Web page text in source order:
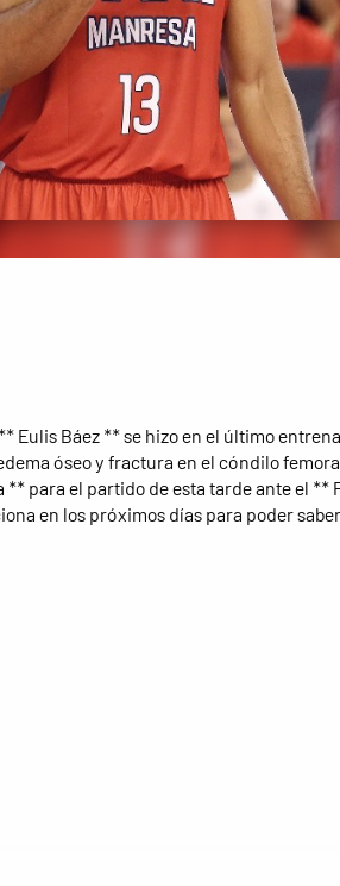
Eulis Báez ** se hizo en el último
óseo y fractura en el cóndilo
para el partido de esta tarde ante el **
en los próximos días para poder